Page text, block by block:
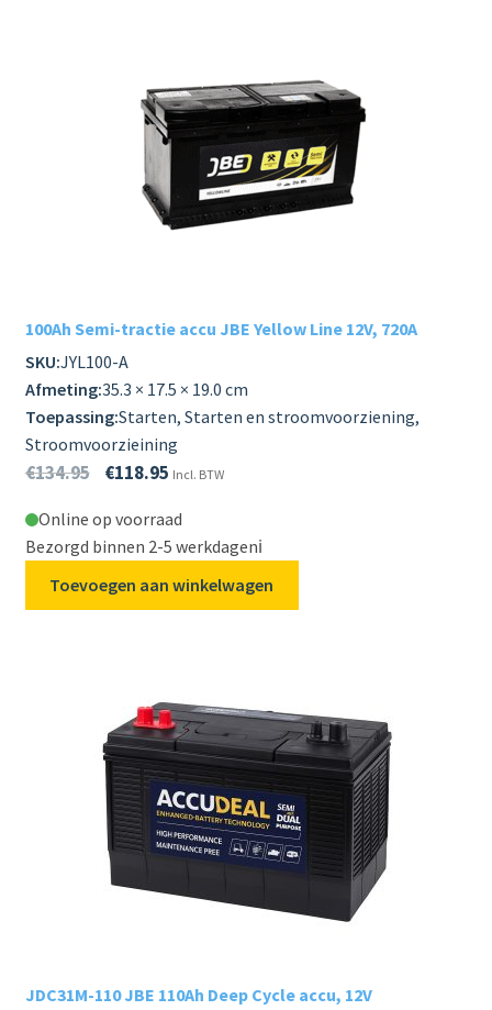
100Ah Semi-tractie accu JBE Yellow Line 12V, 720A
SKU:JYL100-A
Afmeting:35.3 × 17.5 × 19.0 cm
Toepassing:Starten, Starten en stroomvoorziening,
Stroomvoorzieining
€134.95 €118.95 Incl. BTW
Online op voorraad
Bezorgd binnen 2-5 werkdagenℹ️
Toevoegen aan winkelwagen
JDC31M-110 JBE 110Ah Deep Cycle accu, 12V